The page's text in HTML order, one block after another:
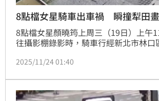
8點檔女星騎車出車禍 瞬撞犁田
8點檔女星顏曉筠上周三（19日）上午
往攝影棚錄影時，騎車行經新北市林口
曉筠連人帶車犁田翻滾3圈，猛撞路旁人
幸經送醫無大礙，2人經酒測均未酒駕
發生原因及肇事責任還待警方後續調查
2025/11/24 01:40